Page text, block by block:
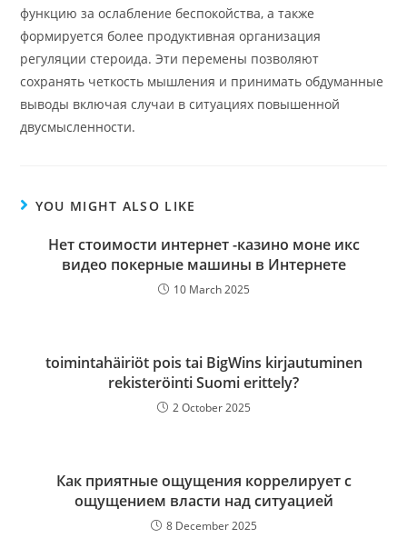
функцию за ослабление беспокойства, а также
формируется более продуктивная организация
регуляции стероида. Эти перемены позволяют
сохранять четкость мышления и принимать обдуманные
выводы включая случаи в ситуациях повышенной
двусмысленности.
YOU MIGHT ALSO LIKE
Нет стоимости интернет -казино моне икс
видео покерные машины в Интернете
10 March 2025
toimintahäiriöt pois tai BigWins kirjautuminen
rekisteröinti Suomi erittely?
2 October 2025
Как приятные ощущения коррелирует с
ощущением власти над ситуацией
8 December 2025